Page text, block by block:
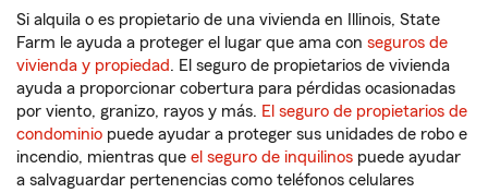
Si alquila o es propietario de una vivienda en Illinois, State
Farm le ayuda a proteger el lugar que ama con seguros de
vivienda y propiedad. El seguro de propietarios de vivienda
ayuda a proporcionar cobertura para pérdidas ocasionadas
por viento, granizo, rayos y más. El seguro de propietarios de
condominio puede ayudar a proteger sus unidades de robo e
incendio, mientras que el seguro de inquilinos puede ayudar
a salvaguardar pertenencias como teléfonos celulares